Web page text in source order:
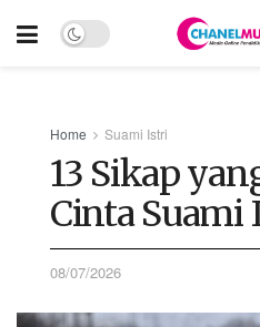
Home Suami Istri
13 Sikap
Cinta Suami
08/07/2026